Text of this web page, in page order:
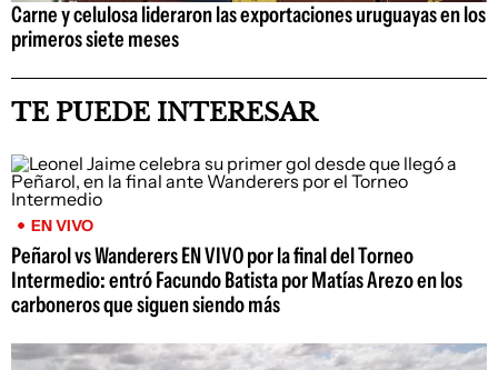
Carne y celulosa lideraron las exportaciones uruguayas en los
primeros siete meses
TE PUEDE INTERESAR
EN VIVO
Peñarol vs Wanderers EN VIVO por la final del Torneo
Intermedio: entró Facundo Batista por Matías Arezo en los
carboneros que siguen siendo más